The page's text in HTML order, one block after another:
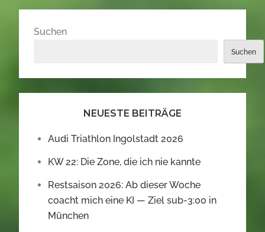
Suchen
Suchen
NEUESTE BEITRÄGE
Audi Triathlon Ingolstadt 2026
KW 22: Die Zone, die ich nie kannte
Restsaison 2026: Ab dieser Woche
coacht mich eine KI — Ziel sub-3:00 in
München